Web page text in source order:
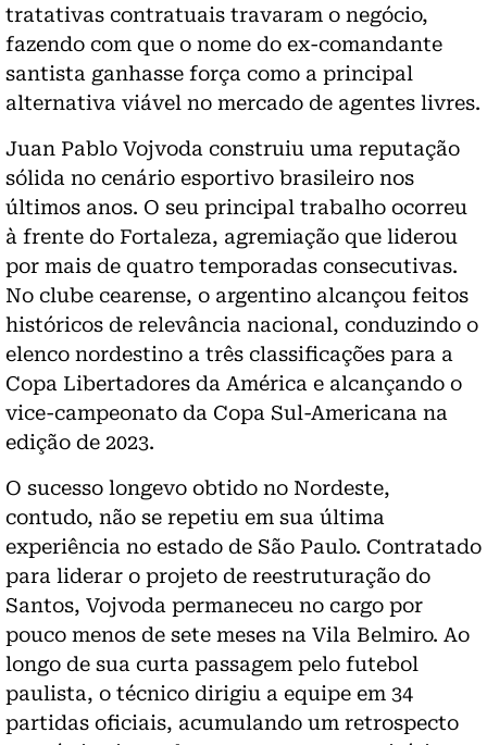
tratativas contratuais travaram o negócio,
fazendo com que o nome do ex-comandante
santista ganhasse força como a principal
alternativa viável no mercado de agentes livres.
Juan Pablo Vojvoda construiu uma reputação
sólida no cenário esportivo brasileiro nos
últimos anos. O seu principal trabalho ocorreu
à frente do Fortaleza, agremiação que liderou
por mais de quatro temporadas consecutivas.
No clube cearense, o argentino alcançou feitos
históricos de relevância nacional, conduzindo o
elenco nordestino a três classificações para a
Copa Libertadores da América e alcançando o
vice-campeonato da Copa Sul-Americana na
edição de 2023.
O sucesso longevo obtido no Nordeste,
contudo, não se repetiu em sua última
experiência no estado de São Paulo. Contratado
para liderar o projeto de reestruturação do
Santos, Vojvoda permaneceu no cargo por
pouco menos de sete meses na Vila Belmiro. Ao
longo de sua curta passagem pelo futebol
paulista, o técnico dirigiu a equipe em 34
partidas oficiais, acumulando um retrospecto